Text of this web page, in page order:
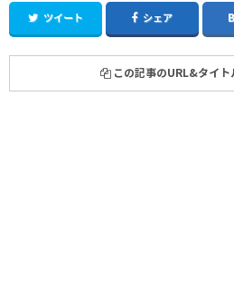
ツイート シェア
この記事のURL&タイト